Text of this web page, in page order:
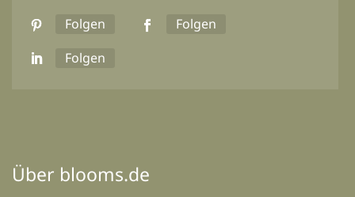
Folgen
Folgen
Folgen
Über blooms.de